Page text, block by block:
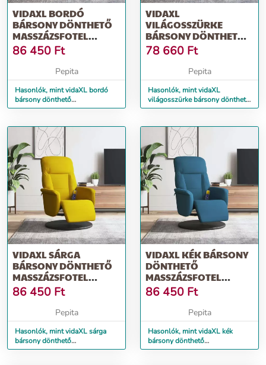
VIDAXL BORDÓ
BÁRSONY DÖNTHETŐ
MASSZÁZSFOTEL
LÁBTARTÓVAL
86 450 Ft
Pepita
Hasonlók, mint vidaXL bordó
bársony dönthető
masszázsfotel lábtartóval
VIDAXL
VILÁGOSSZÜRKE
BÁRSONY DÖNTHETŐ
MASSZÁZSFOTEL
LÁBTARTÓVAL
78 660 Ft
Pepita
Hasonlók, mint vidaXL
világosszürke bársony dönthető
masszázsfotel lábtartóval
VIDAXL SÁRGA
BÁRSONY DÖNTHETŐ
MASSZÁZSFOTEL
LÁBTARTÓVAL
86 450 Ft
Pepita
Hasonlók, mint vidaXL sárga
bársony dönthető
masszázsfotel lábtartóval
VIDAXL KÉK BÁRSONY
DÖNTHETŐ
MASSZÁZSFOTEL
LÁBTARTÓVAL
86 450 Ft
Pepita
Hasonlók, mint vidaXL kék
bársony dönthető
masszázsfotel lábtartóval